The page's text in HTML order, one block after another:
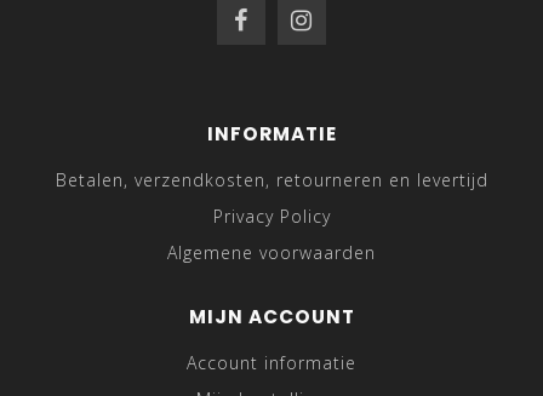
INFORMATIE
Betalen, verzendkosten, retourneren en levertijd
Privacy Policy
Algemene voorwaarden
MIJN ACCOUNT
Account informatie